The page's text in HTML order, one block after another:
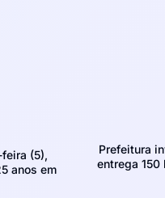
(5),
anos em
Prefeitura
entrega